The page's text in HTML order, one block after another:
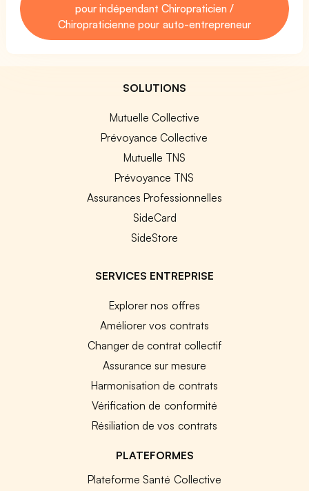
pour indépendant Chiropraticien /
Chiropraticienne pour auto-entrepreneur
SOLUTIONS
Mutuelle Collective
Prévoyance Collective
Mutuelle TNS
Prévoyance TNS
Assurances Professionnelles
SideCard
SideStore
SERVICES ENTREPRISE
Explorer nos offres
Améliorer vos contrats
Changer de contrat collectif
Assurance sur mesure
Harmonisation de contrats
Vérification de conformité
Résiliation de vos contrats
PLATEFORMES
Plateforme Santé Collective